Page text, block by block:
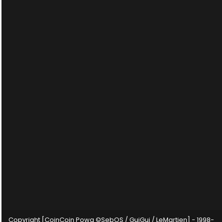
Copyright [CoinCoin Powa ©SebOS / GuiGui / LeMartien] - 1998-